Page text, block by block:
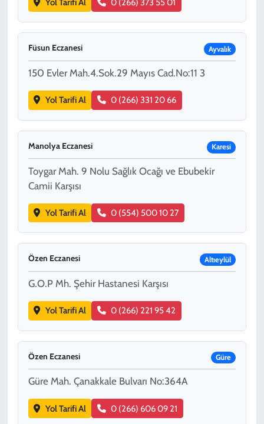
Yol Tarifi Al 0 (266) 373 55 01
Füsun Eczanesi Ayvalık
150 Evler Mah.4.Sok.29 Mayıs Cad.No:11 3
Yol Tarifi Al 0 (266) 331 20 66
Manolya Eczanesi Karesi
Toygar Mah. 9 Nolu Sağlık Ocağı ve Ebubekir
Camii Karşısı
Yol Tarifi Al 0 (554) 500 10 27
Özen Eczanesi Altıeylül
G.O.P Mh. Şehir Hastanesi Karşısı
Yol Tarifi Al 0 (266) 221 95 42
Özen Eczanesi Güre
Güre Mah. Çanakkale Bulvarı No:364A
Yol Tarifi Al 0 (266) 606 09 21